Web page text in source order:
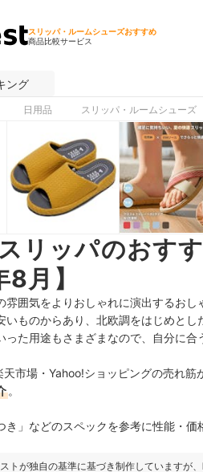
スリッパ・ルームシューズおすすめ
商品比較サービス
ング
日用品 スリッパ・ルームシューズ
リッパのおす
月】
雰囲気をよりおしゃれに演出するお
いものからあり、北欧調をはじめとし
った用途もさまざまなので、自分に合
市場・Yahoo!ショッピングの売れ筋
。
き」などのスペックを参考に性能・
トが独自の基準に基づき制作していますが、